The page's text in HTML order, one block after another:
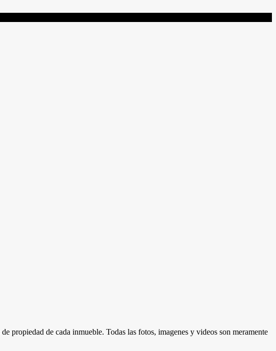
propiedad de cada inmueble. Todas las fotos, imagenes y videos son meramente